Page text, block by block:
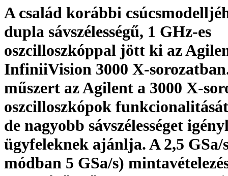
A család korábbi
dupla sávszélességű, 1 GHz-es
oszcilloszkóppal jött ki az
InfiniiVision 3000 X-
műszert az Agilent a 3000 X-
oszcilloszkópok
de nagyobb sávszélességet
ügyfeleknek ajánlja. A 2,5
módban 5 GSa/s)